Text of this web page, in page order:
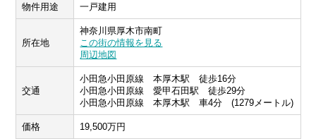
物件用途 一戸建用
所在地
神奈川県厚木市南町
この街の情報を見る
周辺地図
交通
小田急小田原線 本厚木駅 徒歩16分
小田急小田原線 愛甲石田駅 徒歩29分
小田急小田原線 本厚木駅 車4分 (1279メートル)
価格 19,500万円